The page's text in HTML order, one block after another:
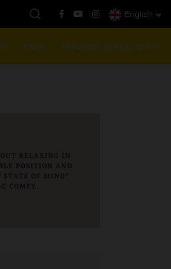
ာင်စလျှင် ) English
TECH YANGON DIRECTORY